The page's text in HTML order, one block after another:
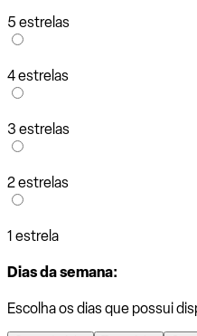
5 estrelas
4 estrelas
3 estrelas
2 estrelas
1 estrela
Dias da semana:
Escolha os dias que possui